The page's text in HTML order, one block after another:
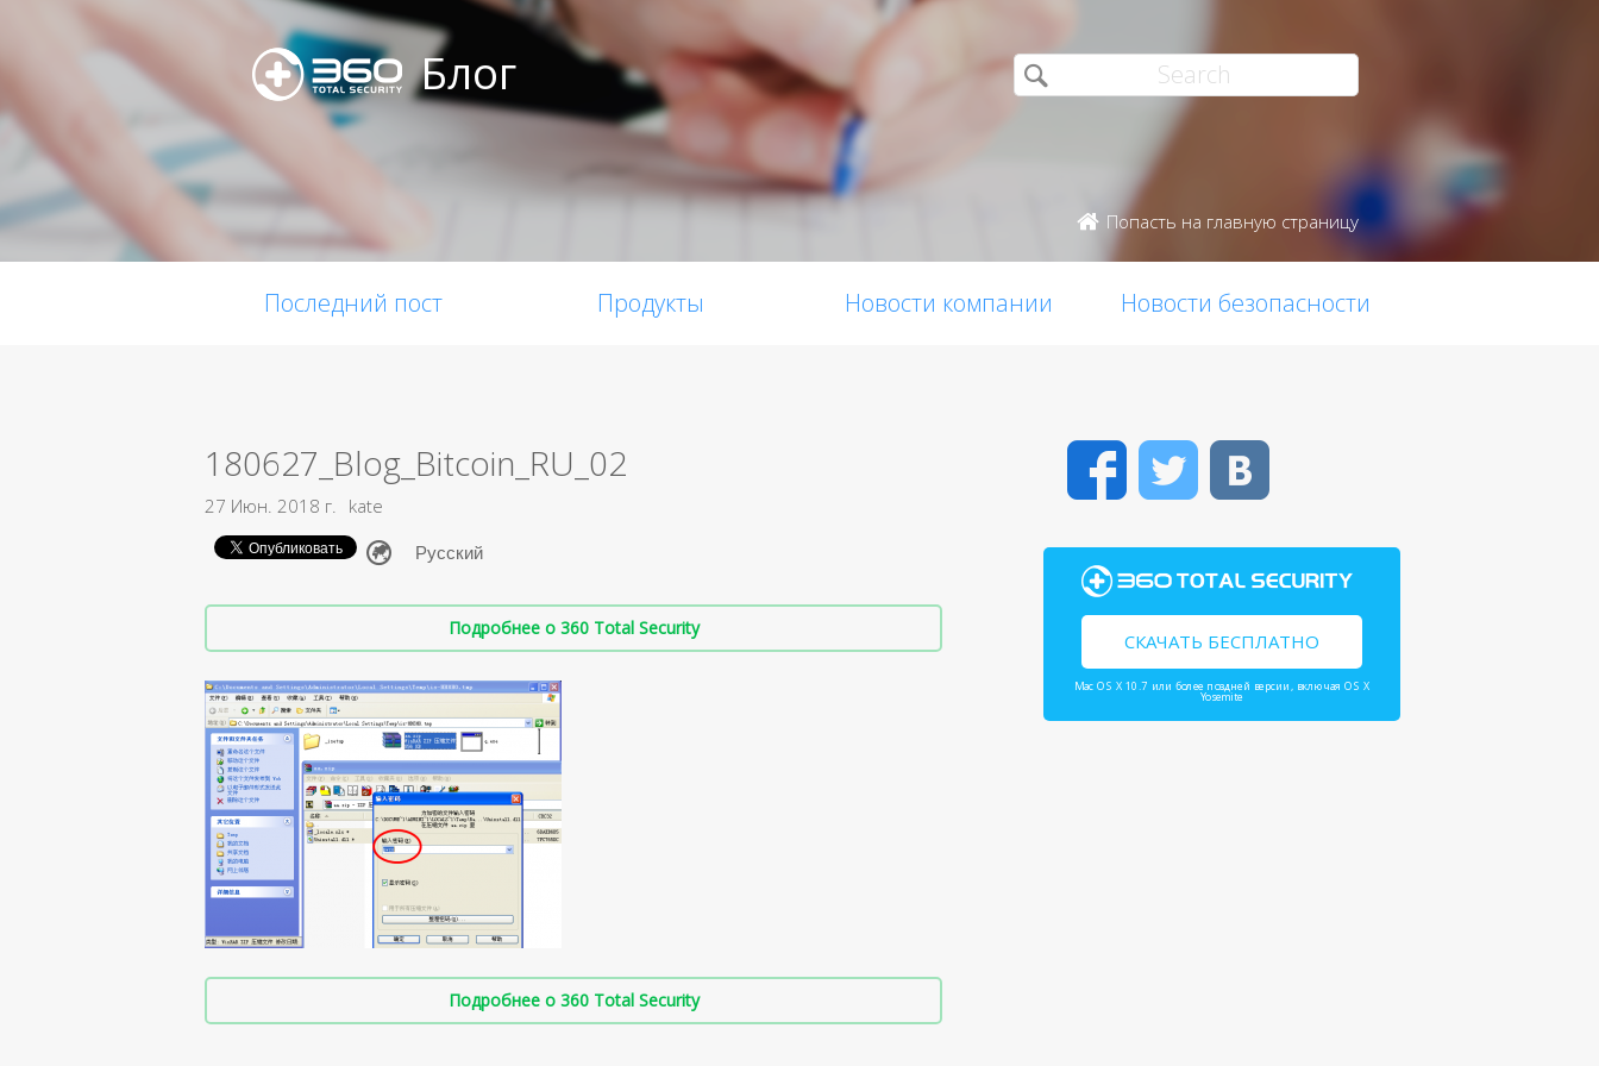
Блог
Попасть на главную страницу
Последний пост Продукты Новости компании Новости безопасности
180627_Blog_Bitcoin_RU_02
27 Июн. 2018 г. kate
Подробнее о 360 Total Security
Подробнее о 360 Total Security
FacebookTwitter
СКАЧАТЬ БЕСПЛАТНО
Mac OS X 10.7 или более поздней версии, включая OS X
Yosemite